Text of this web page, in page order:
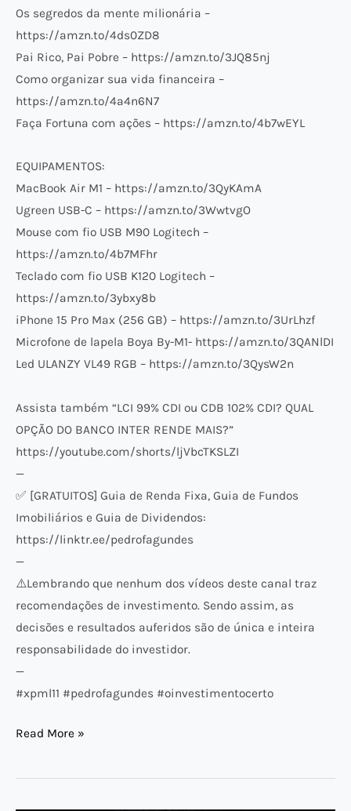
Os segredos da mente milionária –
https://amzn.to/4ds0ZD8
Pai Rico, Pai Pobre – https://amzn.to/3JQ85nj
Como organizar sua vida financeira –
https://amzn.to/4a4n6N7
Faça Fortuna com ações – https://amzn.to/4b7wEYL
EQUIPAMENTOS:
MacBook Air M1 – https://amzn.to/3QyKAmA
Ugreen USB-C – https://amzn.to/3WwtvgO
Mouse com fio USB M90 Logitech –
https://amzn.to/4b7MFhr
Teclado com fio USB K120 Logitech –
https://amzn.to/3ybxy8b
iPhone 15 Pro Max (256 GB) – https://amzn.to/3UrLhzf
Microfone de lapela Boya By-M1- https://amzn.to/3QANlDI
Led ULANZY VL49 RGB – https://amzn.to/3QysW2n
Assista também “LCI 99% CDI ou CDB 102% CDI? QUAL
OPÇÃO DO BANCO INTER RENDE MAIS?”
https://youtube.com/shorts/ljVbcTKSLZI
—
✅ [GRATUITOS] Guia de Renda Fixa, Guia de Fundos
Imobiliários e Guia de Dividendos:
https://linktr.ee/pedrofagundes
—
⚠️​Lembrando que nenhum dos vídeos deste canal traz
recomendações de investimento. Sendo assim, as
decisões e resultados auferidos são de única e inteira
responsabilidade do investidor.
—
#xpml11 #pedrofagundes #oinvestimentocerto
Read More »